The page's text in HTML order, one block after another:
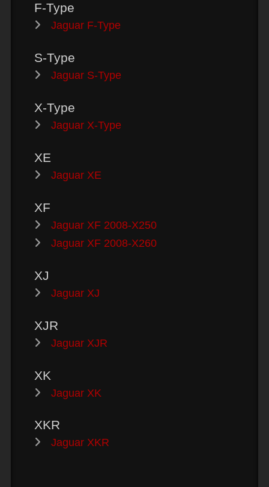
F-Type
Jaguar F-Type
S-Type
Jaguar S-Type
X-Type
Jaguar X-Type
XE
Jaguar XE
XF
Jaguar XF 2008-X250
Jaguar XF 2008-X260
XJ
Jaguar XJ
XJR
Jaguar XJR
XK
Jaguar XK
XKR
Jaguar XKR